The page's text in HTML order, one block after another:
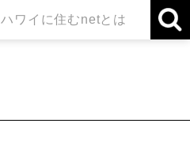
ハワイに住むnetとは